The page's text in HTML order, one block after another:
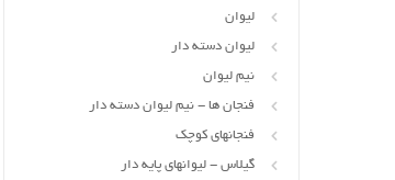
لیوان
لیوان دسته دار
نیم لیوان
فنجان ها - نیم لیوان دسته دار
فنجانهای کوچک
گیلاس - لیوانهای پایه دار